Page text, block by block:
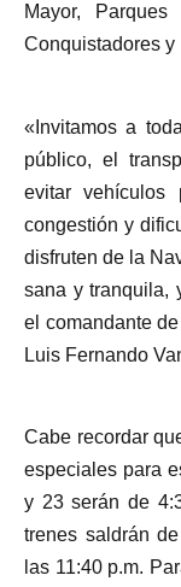
Mayor,
Conquistadores y
«Invitamos a
público, el
evitar vehículos
congestión y
disfruten de la
sana y tranquila,
el comandante
Luis Fernando
Cabe recordar
especiales para
y 23 serán de
trenes saldrán
las 11:40 p.m.